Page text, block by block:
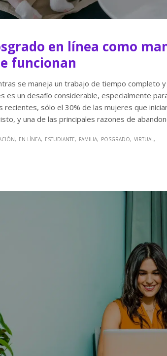
en línea como
funcionan
se maneja un trabajo de tiempo completo y
es un desafío considerable, especialmente
recientes, sólo el 30% de las mujeres que
y una de las principales razones de
EN LÍNEA ESTUDIANTE FAMILIA POSGRADO VIRTUAL